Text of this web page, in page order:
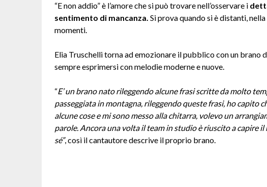
“E non addio” è l’amore che si può trovare nell’osservare i
sentimento di mancanza. Si prova quando si è distanti,
momenti.
Elia Truschelli torna ad emozionare il pubblico con un brano
sempre esprimersi con melodie moderne e nuove.
“E’ un brano nato rileggendo alcune frasi scritte da molto
passeggiata in montagna, rileggendo queste frasi, ho capito
alcune cose e mi sono messo alla chitarra, volevo un
parole. Ancora una volta il team in studio è riuscito a capire
sé”, così il cantautore descrive il proprio brano.